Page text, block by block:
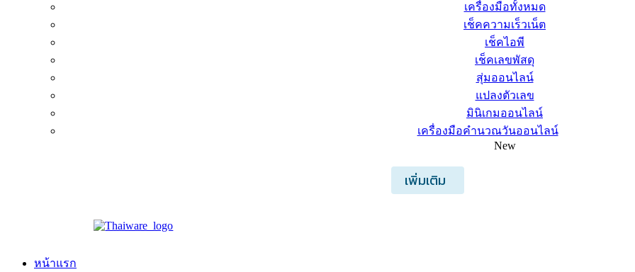
เครื่องมือทั้งหมด
เช็คความเร็วเน็ต
เช็คไอพี
เช็คเลขพัสดุ
สุ่มออนไลน์
แปลงตัวเลข
มินิเกมออนไลน์
เครื่องมือคำนวณวันออนไลน์
New
เพิ่มเติม
หน้าแรก